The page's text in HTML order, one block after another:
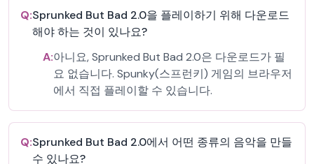
Q:Sprunked But Bad 2.0을 플레이하기 위해 다운로드
해야 하는 것이 있나요?
A:아니요, Sprunked But Bad 2.0은 다운로드가 필
요 없습니다. Spunky(스프런키) 게임의 브라우저
에서 직접 플레이할 수 있습니다.
Q:Sprunked But Bad 2.0에서 어떤 종류의 음악을 만들
수 있나요?